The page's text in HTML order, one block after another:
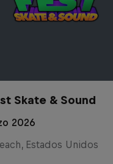
Skate & Sound
2026
Estados Unidos